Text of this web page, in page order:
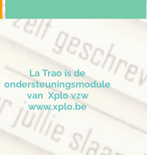
La Trao is de
ondersteuningsmodule
van Xplo vzw
www.xplo.be